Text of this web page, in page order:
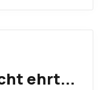
ehrt...